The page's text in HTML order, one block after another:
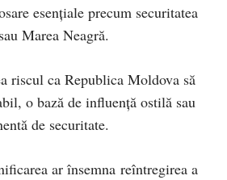
esențiale precum securitatea
Marea Neagră.
riscul ca Republica Moldova să
o bază de influență ostilă sau
de securitate.
ar însemna reîntregirea a